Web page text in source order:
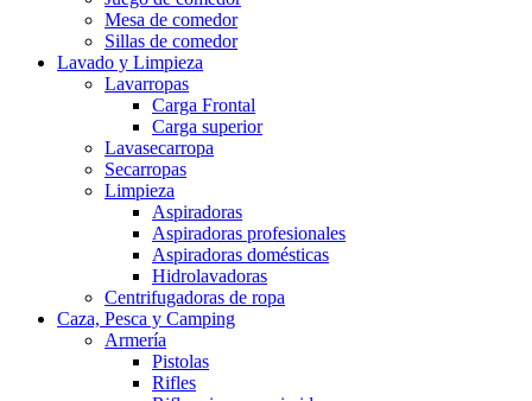
Mesa de comedor
Sillas de comedor
Lavado y Limpieza
Lavarropas
Carga Frontal
Carga superior
Lavasecarropa
Secarropas
Limpieza
Aspiradoras
Aspiradoras profesionales
Aspiradoras domésticas
Hidrolavadoras
Centrifugadoras de ropa
Caza, Pesca y Camping
Armería
Pistolas
Rifles